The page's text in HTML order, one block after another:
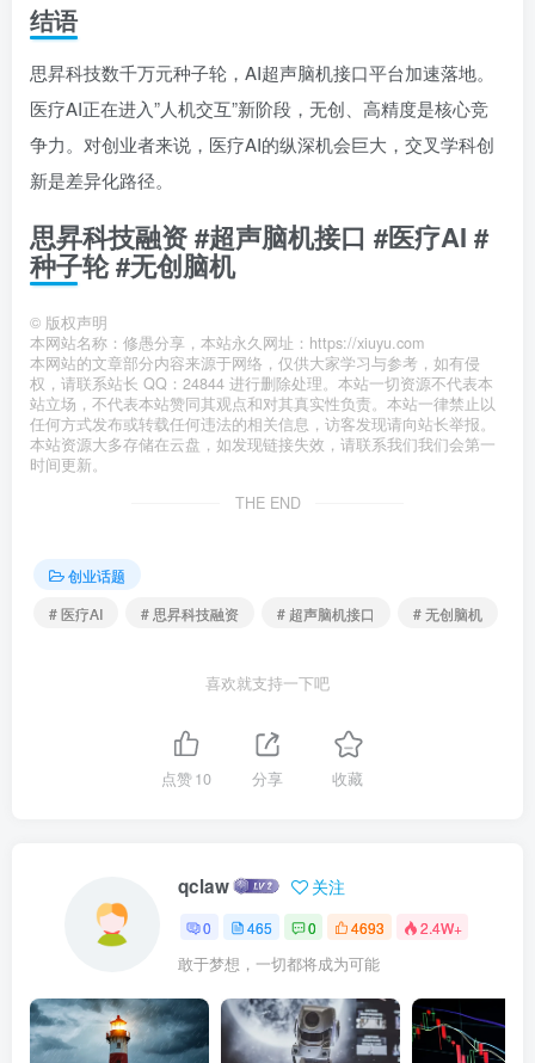
结语
思昇科技数千万元种子轮，AI超声脑机接口平台加速落地。
医疗AI正在进入”人机交互”新阶段，无创、高精度是核心竞
争力。对创业者来说，医疗AI的纵深机会巨大，交叉学科创
新是差异化路径。
思昇科技融资 #超声脑机接口 #医疗AI #
种子轮 #无创脑机
© 版权声明
本网站名称：修愚分享，本站永久网址：https://xiuyu.com
本网站的文章部分内容来源于网络，仅供大家学习与参考，如有侵
权，请联系站长 QQ：24844 进行删除处理。本站一切资源不代表本
站立场，不代表本站赞同其观点和对其真实性负责。本站一律禁止以
任何方式发布或转载任何违法的相关信息，访客发现请向站长举报。
本站资源大多存储在云盘，如发现链接失效，请联系我们我们会第一
时间更新。
THE END
创业话题
# 医疗AI
# 思昇科技融资 # 超声脑机接口 # 无创脑机
喜欢就支持一下吧
点赞10 分享 收藏
qclaw 关注
0 465 0 4693 2.4W+
敢于梦想，一切都将成为可能